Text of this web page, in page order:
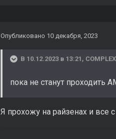
Опубликовано 10 декабря, 2023
В 10.12.2023 в 13:21,
пока не станут проходить
Я прохожу на райзенах и все